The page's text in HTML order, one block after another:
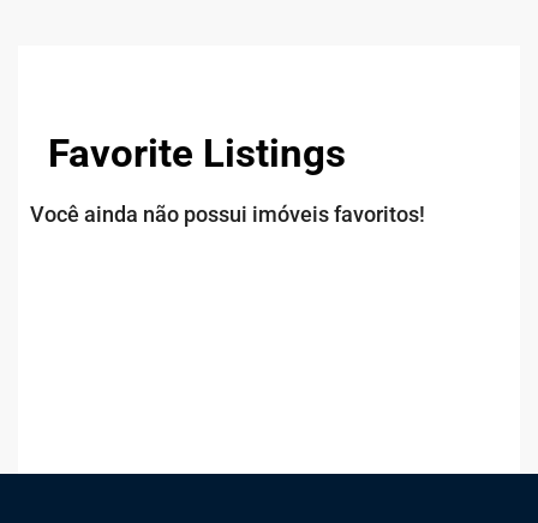
Favorite Listings
Você ainda não possui imóveis favoritos!